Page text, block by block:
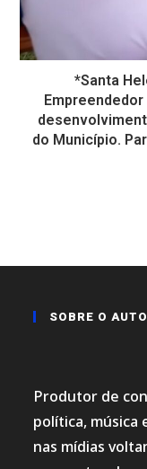
*Santa
do Município.
SOBRE O
Produtor de
política, música
nas mídias